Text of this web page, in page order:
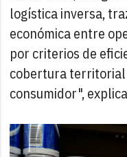
logística inversa,
económica entre
por criterios de
cobertura
consumidor",